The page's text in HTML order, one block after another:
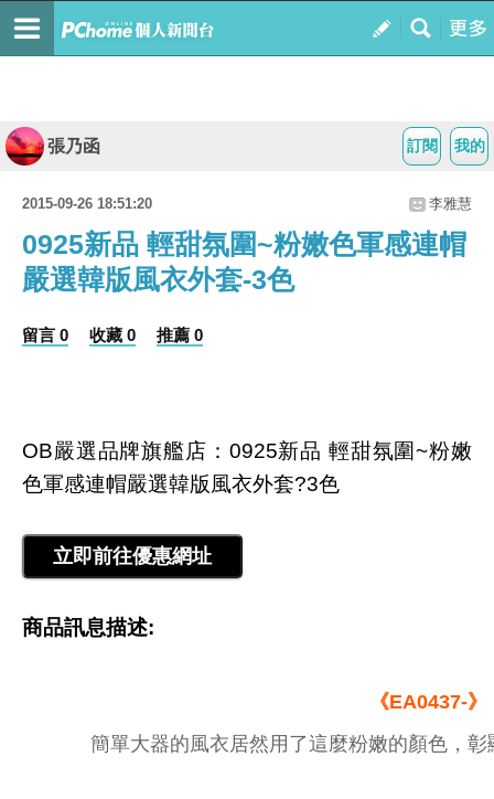
我的
訂閱
張乃函
2015-09-26 18:51:20 李雅慧
0925新品 輕甜氛圍~粉嫩色軍感連帽
嚴選韓版風衣外套-3色
留言 0 收藏 0 推薦 0
OB嚴選品牌旗艦店：0925新品 輕甜氛圍~粉嫩
色軍感連帽嚴選韓版風衣外套?3色
商品訊息描述:
《EA0437-》
簡單大器的風衣居然用了這麼粉嫩的顏色，